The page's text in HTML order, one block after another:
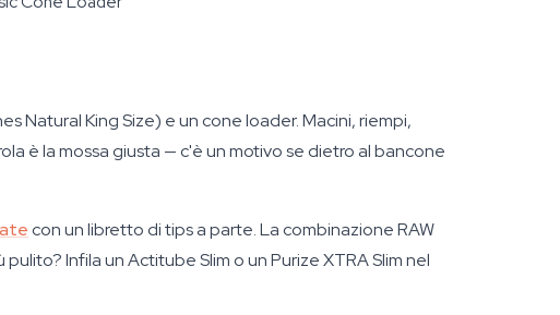
Natural King Size) e un cone loader. Macini, riempi,
è la mossa giusta — c'è un motivo se dietro al bancone
con un libretto di tips a parte. La combinazione RAW
Infila un Actitube Slim o un Purize XTRA Slim nel